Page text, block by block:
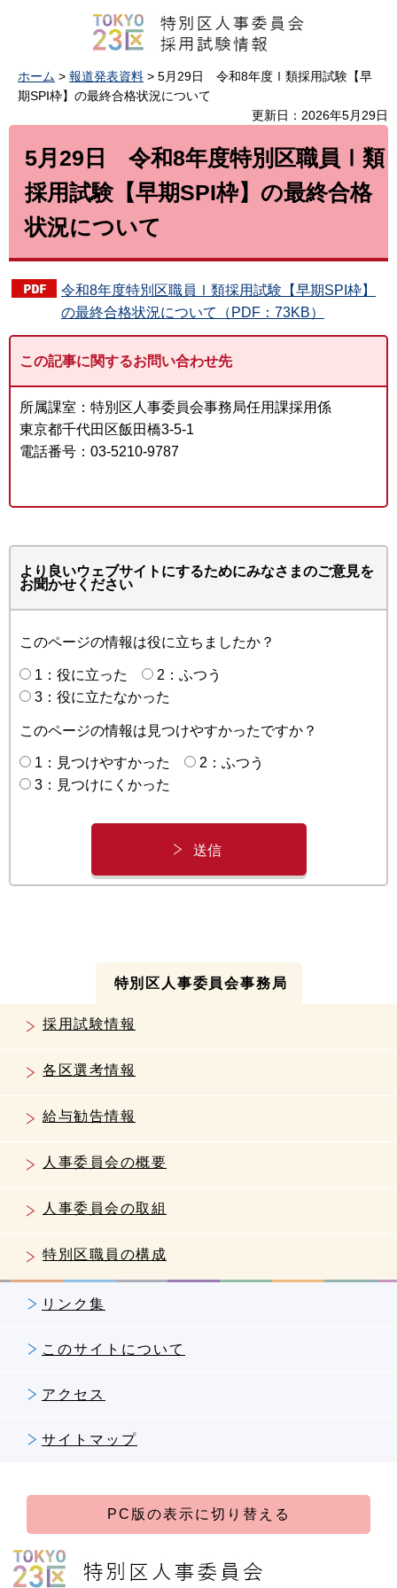
ホーム > 報道発表資料 > 5月29日 令和8年度Ⅰ類採用試験【早
期SPI枠】の最終合格状況について
更新日：2026年5月29日
5月29日 令和8年度特別区職員Ⅰ類
採用試験【早期SPI枠】の最終合格
状況について
令和8年度特別区職員Ⅰ類採用試験【早期SPI枠】
の最終合格状況について（PDF：73KB）
この記事に関するお問い合わせ先
所属課室：特別区人事委員会事務局任用課採用係
東京都千代田区飯田橋3-5-1
電話番号：03-5210-9787
より良いウェブサイトにするためにみなさまのご意見を
お聞かせください
このページの情報は役に立ちましたか？
1：役に立った
2：ふつう
3：役に立たなかった
このページの情報は見つけやすかったですか？
1：見つけやすかった
2：ふつう
3：見つけにくかった
特別区人事委員会事務局
採用試験情報
各区選考情報
給与勧告情報
人事委員会の概要
人事委員会の取組
特別区職員の構成
リンク集
このサイトについて
アクセス
サイトマップ
PC版の表示に切り替える